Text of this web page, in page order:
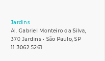
Jardins
Al. Gabriel Monteiro da Silva,
370 Jardins • São Paulo, SP
11 3062 5261